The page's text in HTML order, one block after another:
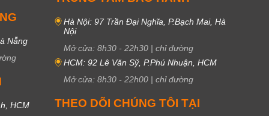
Nẵng
HCM
Hà Nội: 97 Trần Đại Nghĩa, P.Bạch Mai, Hà
Nội
Mở cửa: 8h30 - 22h30 | chỉ đường
HCM: 92 Lê Văn Sỹ, P.Phú Nhuận, HCM
Mở cửa: 8h30 - 22h00 | chỉ đường
THEO DÕI CHÚNG TÔI TẠI